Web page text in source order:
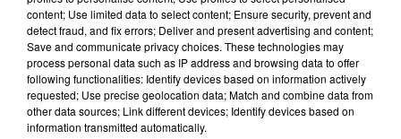
Flash infos
Crédit :Flash infos
content; Use limited data to select content; Ensure security, prevent and
detect fraud, and fix errors; Deliver and present advertising and content;
Save and communicate privacy choices. These technologies may
process personal data such as IP address and browsing data to offer
following functionalities: Identify devices based on information actively
requested; Use precise geolocation data; Match and combine data from
other data sources; Link different devices; Identify devices based on
information transmitted automatically.